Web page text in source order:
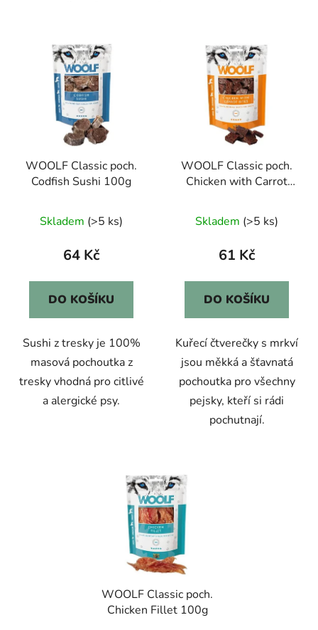
WOOLF Classic poch.
Codfish Sushi 100g
Skladem (>5 ks)
64 Kč
DO KOŠÍKU
Sushi z tresky je 100%
masová pochoutka z
tresky vhodná pro citlivé
a alergické psy.
WOOLF Classic poch.
Chicken with Carrot
Skladem (>5 ks)
61 Kč
DO KOŠÍKU
Kuřecí čtverečky s mrkví
jsou měkká a šťavnatá
pochoutka pro všechny
pejsky, kteří si rádi
pochutnají.
WOOLF Classic poch.
Chicken Fillet 100g